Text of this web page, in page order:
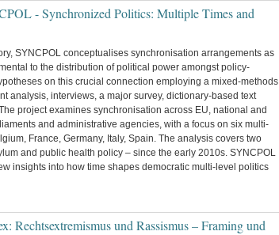
- Synchronized Politics: Multiple Times and
SYNCPOL conceptualises synchronisation arrangements as
to the distribution of political power amongst policy-
on this crucial connection employing a mixed-methods
analysis, interviews, a major survey, dictionary-based text
project examines synchronisation across EU, national and
and administrative agencies, with a focus on six multi-
France, Germany, Italy, Spain. The analysis covers two
and public health policy – since the early 2010s. SYNCPOL
insights into how time shapes democratic multi-level politics
Rechtsextremismus und Rassismus – Framing und